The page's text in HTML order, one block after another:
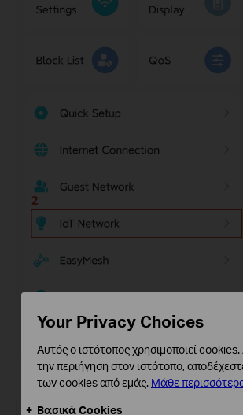
Your Privacy Choices
Αυτός ο ιστότοπος χρησιμοποιεί cookies.
την περιήγηση στον ιστότοπο,
των cookies από εμάς. Μάθε
Βασικά Cookies